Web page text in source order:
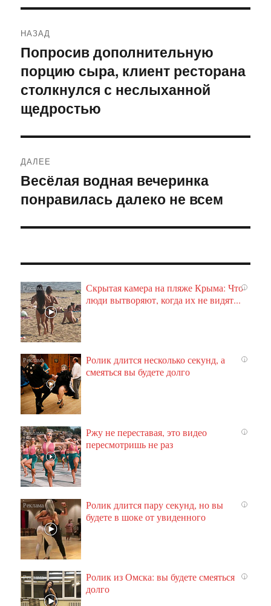
по
записям
НАЗАД
Предыдущая
запись:
Попросив дополнительную
порцию сыра, клиент ресторана
столкнулся с неслыханной
щедростью
ДАЛЕЕ
Следующая
запись:
Весёлая водная вечеринка
понравилась далеко не всем
i
Скрытая камера на пляже Крыма: Что
люди вытворяют, когда их не видят...
i
Ролик длится несколько секунд, а
смеяться вы будете долго
i
Ржу не переставая, это видео
пересмотришь не раз
i
Ролик длится пару секунд, но вы
будете в шоке от увиденного
i
Ролик из Омска: вы будете смеяться
долго